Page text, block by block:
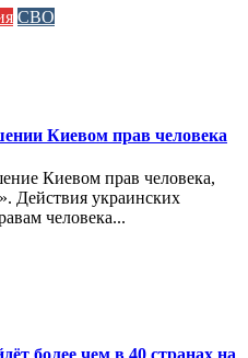
СВО
Киевом прав человека
Киевом прав человека,
Действия украинских
человека...